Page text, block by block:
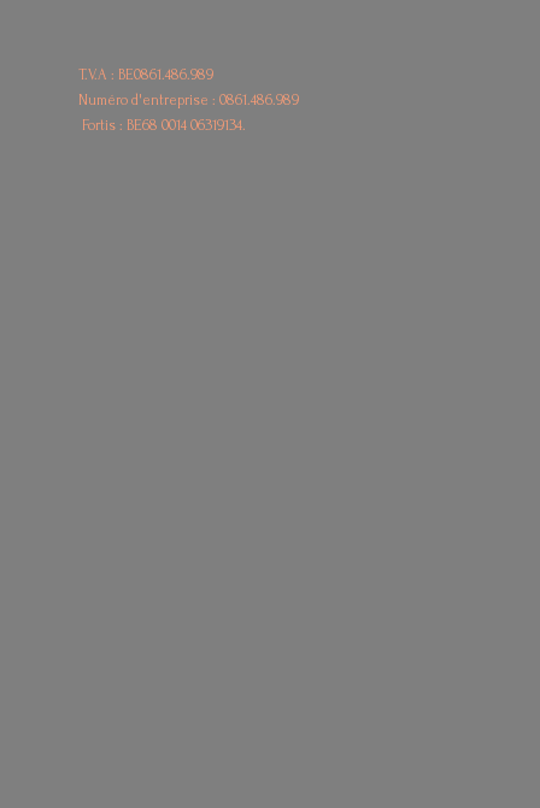
T.V.A : BE0861.486.989
Numéro d'entreprise : 0861.486.989
Fortis : BE680014 06319134.